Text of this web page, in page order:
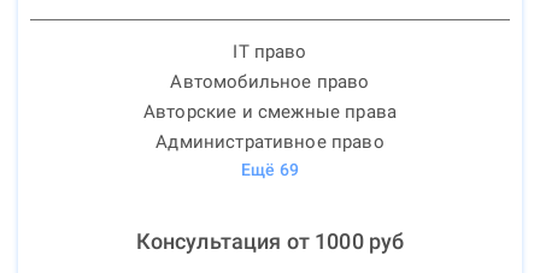
IT право
Автомобильное право
Авторские и смежные права
Административное право
Ещё 69
Консультация от 1000руб